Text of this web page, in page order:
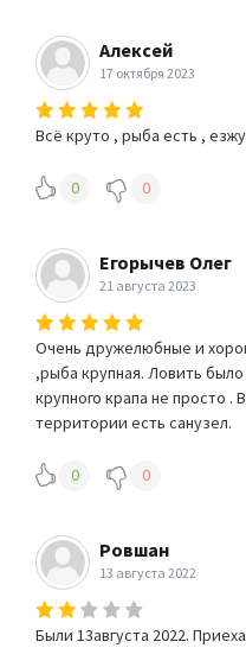
Алексей
17 октября 2023
Всё круто , рыба есть ,
0 0
Егорычев Олег
21 августа 2023
Очень дружелюбные и
,рыба крупная. Ловить
крупного крапа не просто
территории есть санузел.
0 0
Ровшан
13 августа 2022
Были 13августа 2022.